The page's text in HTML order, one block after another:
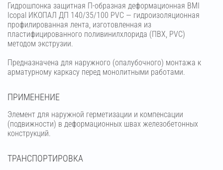
Гидрошпонка защитная П-образная деформационная BMI
Icopal ИКОПАЛ ДП 140/35/100 PVC — гидроизоляционная
профилированная лента, изготовленная из
пластифицированного поливинилхлорида (ПВХ, PVC)
методом экструзии.
Предназначена для наружного (опалубочного) монтажа к
арматурному каркасу перед монолитными работами.
ПРИМЕНЕНИЕ
Элемент для наружной герметизации и компенсации
(подвижности) в деформационных швах железобетонных
конструкций.
ТРАНСПОРТИРОВКА